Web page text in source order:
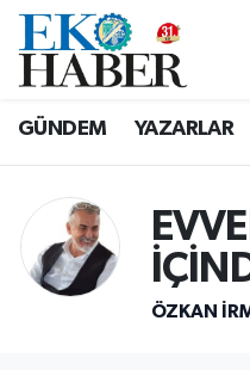
GÜNDEM YAZARLAR
ÖZKAN
Hava Durumu
Süper Lig Puan
Tüm Manşetler